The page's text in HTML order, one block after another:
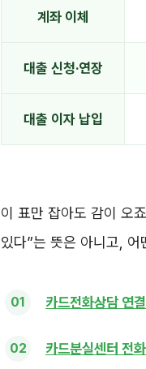
계좌 이체
대출 신청·연장
대출 이자 납입
이 표만 잡아도 감이 오
있다”는 뜻은 아니고,
카드전화상담 연
카드분실센터 전